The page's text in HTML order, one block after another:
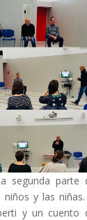
segunda parte
y las
y un cuento